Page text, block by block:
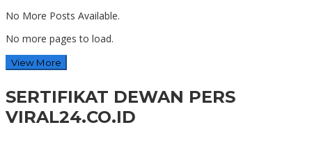
No More Posts Available.
No more pages to load.
View More
SERTIFIKAT DEWAN PERS
VIRAL24.CO.ID